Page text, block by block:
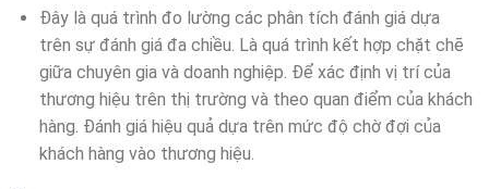
Đây là quá trình đo lường các phân tích đánh giá dựa
trên sự đánh giá đa chiều. Là quá trình kết hợp chặt chẽ
giữa chuyên gia và doanh nghiệp. Để xác định vị trí của
thương hiệu trên thị trường và theo quan điểm của khách
hàng. Đánh giá hiệu quả dựa trên mức độ chờ đợi của
khách hàng vào thương hiệu.